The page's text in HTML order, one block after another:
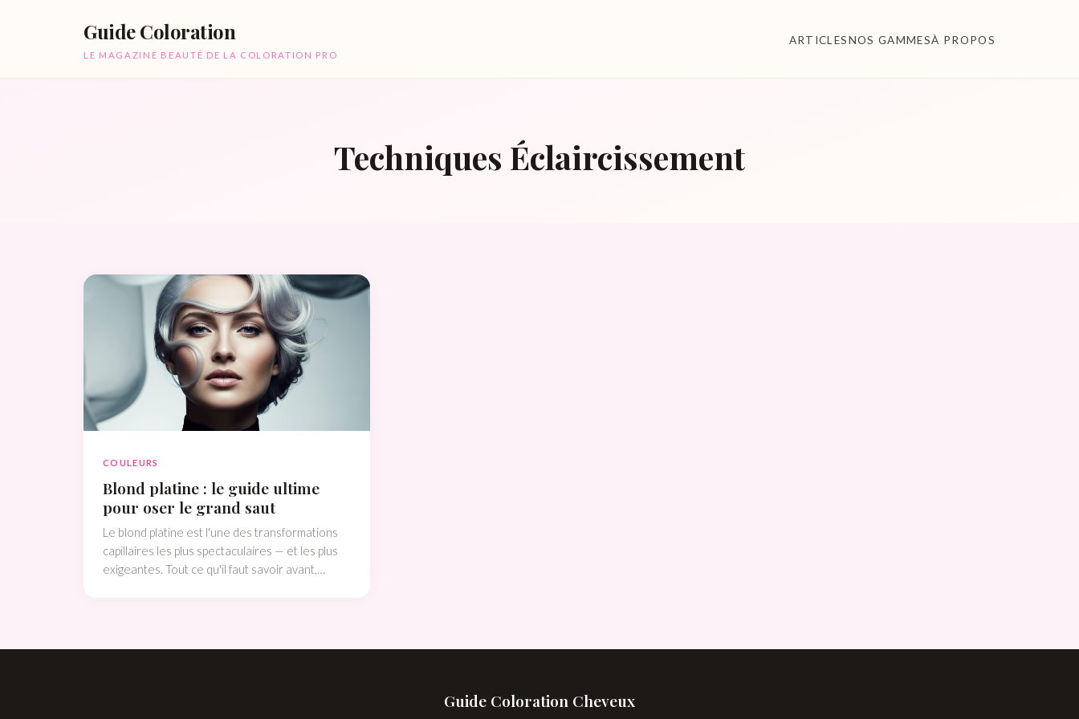
Guide Coloration
LE MAGAZINE BEAUTÉ DE LA COLORATION PRO
ARTICLESNOS GAMMESÀ PROPOS
Techniques Éclaircissement
COULEURS
Blond platine : le guide ultime
pour oser le grand saut
Le blond platine est l'une des transformations
capillaires les plus spectaculaires — et les plus
exigeantes. Tout ce qu'il faut savoir avant,
Guide Coloration Cheveux